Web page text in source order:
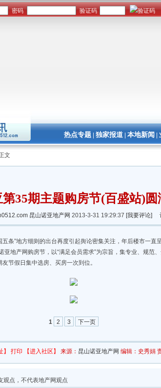
热点专题| 独家报道| 本地新闻
文
第35期主题购房节(百盛站)
昆山诺亚地产网 2013-3-31 19:29:37 [我要评论]
五条”地方细则的出台再度引起舆论密集关注，年后楼市一直
亚地产网购房节，以“满足会员需求”为宗旨，集专业、规范
节假日集中选房、买房一次到位。
1 2 3 下一页
】 打印 【进入社区】 来源： 昆山诺亚地产网 编辑：史秀娟
观点，不代表地产网观点